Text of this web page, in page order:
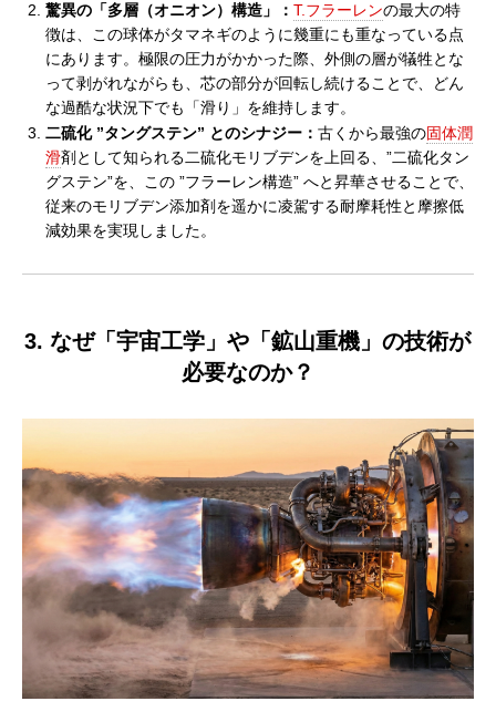
驚異の「多層（オニオン）構造」： T.フラーレンの最大の特
徴は、この球体がタマネギのように幾重にも重なっている点
にあります。極限の圧力がかかった際、外側の層が犠牲とな
って剥がれながらも、芯の部分が回転し続けることで、どん
な過酷な状況下でも「滑り」を維持します。
二硫化 ”タングステン” とのシナジー： 古くから最強の固体潤
滑剤として知られる二硫化モリブデンを上回る、”二硫化タン
グステン”を、この ”フラーレン構造” へと昇華させることで、
従来のモリブデン添加剤を遥かに凌駕する耐摩耗性と摩擦低
減効果を実現しました。
3. なぜ「宇宙工学」や「鉱山重機」の技術が
必要なのか？